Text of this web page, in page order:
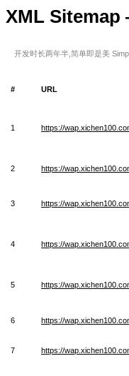
XML
开发时长两年半,简单即是美
# URL
1 https://
2 https://
3 https://
4 https://
5 https://
6 https://
7 https://